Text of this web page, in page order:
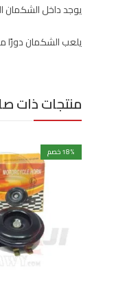
يوجد داخل الشكمان
يلعب الشكمان دورًا
منتجات ذات
18% خصم